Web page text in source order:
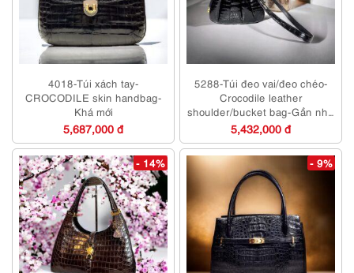
4018-Túi xách tay-
CROCODILE skin handbag-
Khá mới
5,687,000 đ
5288-Túi đeo vai/đeo chéo-
Crocodile leather
shoulder/bucket bag-Gần như
mới
5,432,000 đ
- 14% - 9%